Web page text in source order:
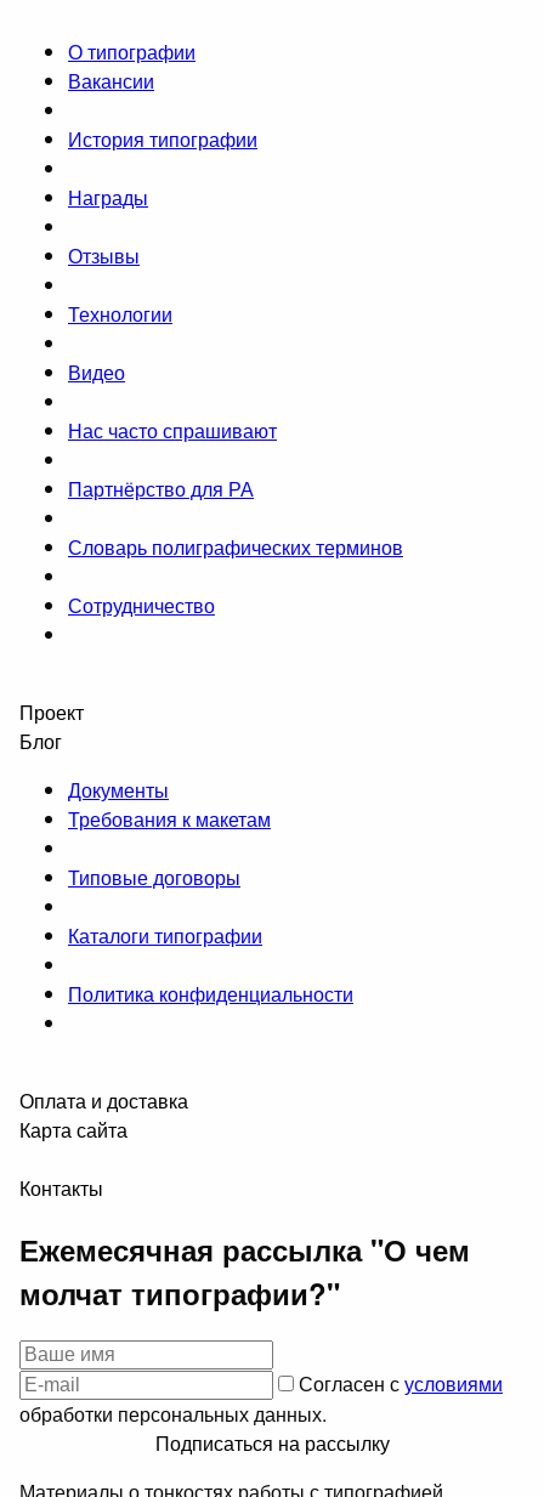
О типографии
Вакансии
История типографии
Награды
Отзывы
Технологии
Видео
Нас часто спрашивают
Партнёрство для РА
Словарь полиграфических терминов
Сотрудничество
Проект
Блог
Документы
Требования к макетам
Типовые договоры
Каталоги типографии
Политика конфиденциальности
Оплата и доставка
Карта сайта
Контакты
Ежемесячная рассылка "О чем
молчат типографии?"
Согласен сусловиями
обработки персональных данных.
Подписаться на рассылку